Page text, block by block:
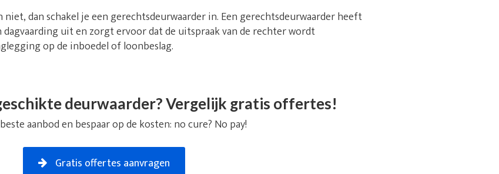
dan schakel je een gerechtsdeurwaarder in. Een gerechtsdeurwaarder heeft
uit en zorgt ervoor dat de uitspraak van de rechter wordt
op de inboedel of loonbeslag.
deurwaarder? Vergelijk gratis offertes!
aanbod en bespaar op de kosten: no cure? No pay!
Gratis offertes aanvragen